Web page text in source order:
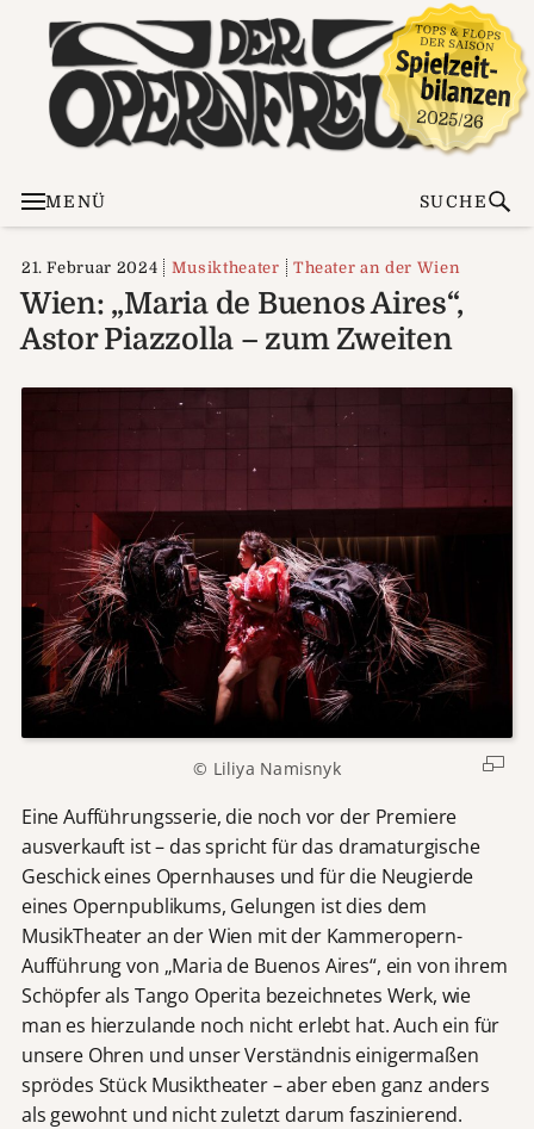
MENÜ SUCHE
21. Februar 2024 Musiktheater Theater an der Wien
Wien: „Maria de Buenos Aires“,
Astor Piazzolla – zum Zweiten
© Liliya Namisnyk
Eine Aufführungsserie, die noch vor der Premiere
ausverkauft ist – das spricht für das dramaturgische
Geschick eines Opernhauses und für die Neugierde
eines Opernpublikums, Gelungen ist dies dem
MusikTheater an der Wien mit der Kammeropern-
Aufführung von „Maria de Buenos Aires“, ein von ihrem
Schöpfer als Tango Operita bezeichnetes Werk, wie
man es hierzulande noch nicht erlebt hat. Auch ein für
unsere Ohren und unser Verständnis einigermaßen
sprödes Stück Musiktheater – aber eben ganz anders
als gewohnt und nicht zuletzt darum faszinierend.